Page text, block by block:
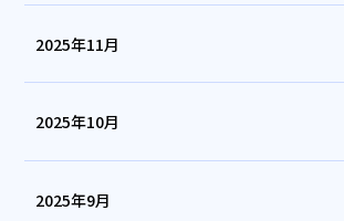
2025年11月
2025年10月
2025年9月